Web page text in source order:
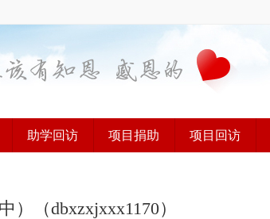
助学回访 项目捐助 项目回访
（dbxzxjxxx1170）